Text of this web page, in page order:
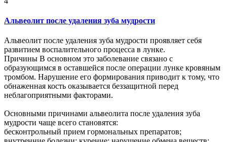
Альвеолит после удаления зуба мудрости
Альвеолит после удаления зуба мудрости проявляет себя
развитием воспалительного процесса в лунке.
Причины В основном это заболевание связано с
образующимся в оставшейся после операции лунке кровяным
тромбом. Нарушение его формирования приводит к тому, что
обнаженная кость оказывается беззащитной перед
неблагоприятными факторами.
Основными причинами альвеолита после удаления зуба
мудрости чаще всего становятся:
бесконтрольный прием гормональных препаратов;